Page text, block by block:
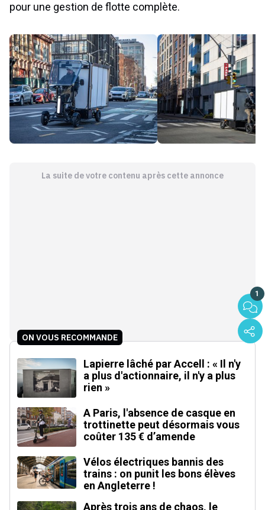
pour une gestion de flotte complète.
La suite de votre contenu après cette annonce
1
ON VOUS RECOMMANDE
Lapierre lâché par Accell : « Il n'y
a plus d'actionnaire, il n'y a plus
rien »
A Paris, l'absence de casque en
trottinette peut désormais vous
coûter 135 € d’amende
Vélos électriques bannis des
trains : on punit les bons élèves
en Angleterre !
Après trois ans de chaos, le